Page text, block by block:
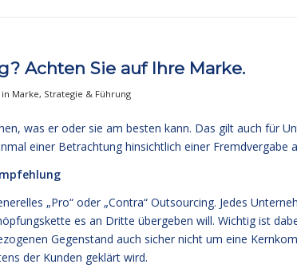
Achten Sie auf Ihre Marke.
in Marke, Strategie & Führung
was er oder sie am besten kann. Das gilt auch für
einer Betrachtung hinsichtlich einer Fremdvergabe
„Pro“ oder „Contra“ Outsourcing. Jedes
es an Dritte übergeben will. Wichtig ist
Gegenstand auch sicher nicht um eine
der Kunden geklärt wird.